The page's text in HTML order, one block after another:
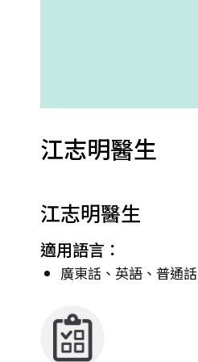
江志明醫生
江志明醫生
適用語言：
廣東話、英語、普通話